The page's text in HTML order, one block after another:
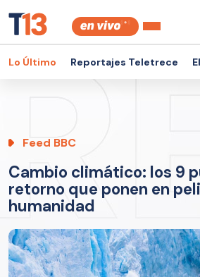
Lo Último Reportajes Teletrece
Feed BBC
Cambio climático: los 9
retorno que ponen en
humanidad